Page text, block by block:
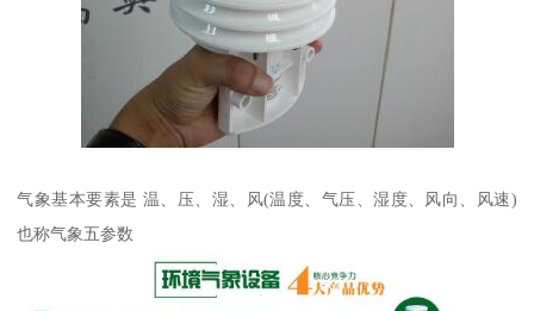
气象基本要素是 温、压、湿、风(温度、气压、湿度、风向、风速)
也称气象五参数